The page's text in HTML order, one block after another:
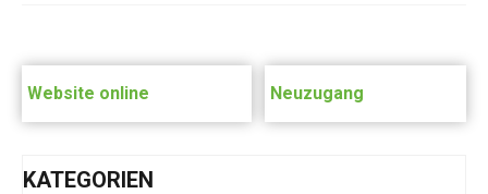
Post
navigation
Website online Neuzugang
KATEGORIEN